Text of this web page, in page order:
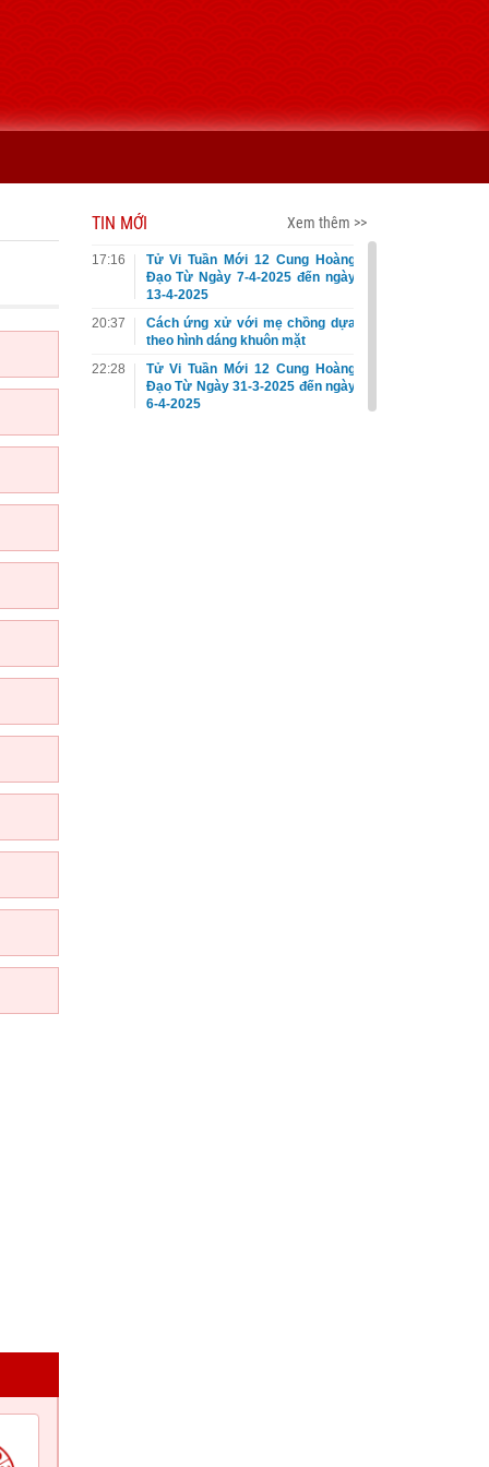
TIN MỚI Xem thêm >>
17:16
Tử Vi Tuần Mới 12 Cung Hoàng
Đạo Từ Ngày 7-4-2025 đến ngày
13-4-2025
20:37
Cách ứng xử với mẹ chồng dựa
theo hình dáng khuôn mặt
22:28
Tử Vi Tuần Mới 12 Cung Hoàng
Đạo Từ Ngày 31-3-2025 đến ngày
6-4-2025